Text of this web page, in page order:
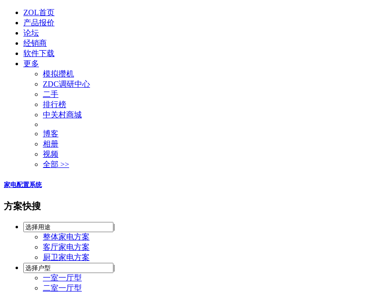
ZOL首页
产品报价
论坛
经销商
软件下载
更多
模拟攒机
ZDC调研中心
二手
排行榜
中关村商城
博客
相册
视频
全部 >>
家电配置系统
方案快搜
|
整体家电方案
客厅家电方案
厨卫家电方案
|
一室一厅型
二室一厅型